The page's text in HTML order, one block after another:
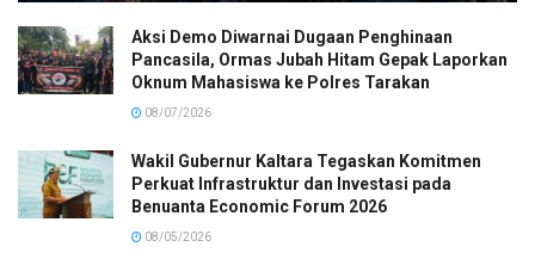
Aksi Demo Diwarnai Dugaan Penghinaan
Pancasila, Ormas Jubah Hitam Gepak Laporkan
Oknum Mahasiswa ke Polres Tarakan
08/07/2026
Wakil Gubernur Kaltara Tegaskan Komitmen
Perkuat Infrastruktur dan Investasi pada
Benuanta Economic Forum 2026
08/05/2026